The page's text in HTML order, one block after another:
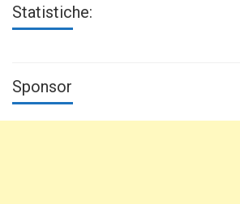
Statistiche:
Sponsor